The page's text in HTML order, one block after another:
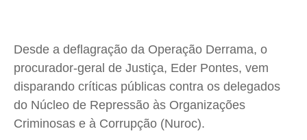
Meio Ambiente
Saúde
Cidades
Direitos
Economia
Meio Ambiente
Saúde
Cidades
Direitos
Economia
Meio Ambiente
Saúde
Cidades
Direitos
Economia
Meio Ambiente
Saúde
Cidades
Direitos
Economia
Desde a deflagração da Operação Derrama, o
procurador-geral de Justiça, Eder Pontes, vem
disparando críticas públicas contra os delegados
do Núcleo de Repressão às Organizações
Criminosas e à Corrupção (Nuroc).